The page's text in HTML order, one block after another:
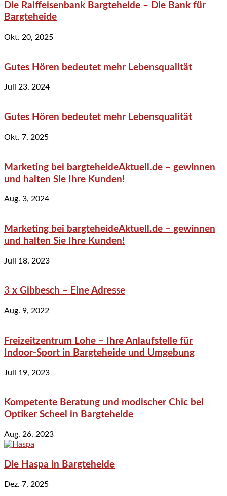
Die Raiffeisenbank Bargteheide – Die Bank für
Bargteheide
Okt. 20, 2025
Gutes Hören bedeutet mehr Lebensqualität
Juli 23, 2024
Gutes Hören bedeutet mehr Lebensqualität
Okt. 7, 2025
Marketing bei bargteheideAktuell.de – gewinnen
und halten Sie Ihre Kunden!
Aug. 3, 2024
Marketing bei bargteheideAktuell.de – gewinnen
und halten Sie Ihre Kunden!
Juli 18, 2023
3 x Gibbesch – Eine Adresse
Aug. 9, 2022
Freizeitzentrum Lohe – Ihre Anlaufstelle für
Indoor-Sport in Bargteheide und Umgebung
Juli 19, 2023
Kompetente Beratung und modischer Chic bei
Optiker Scheel in Bargteheide
Aug. 26, 2023
Die Haspa in Bargteheide
Dez. 7, 2025